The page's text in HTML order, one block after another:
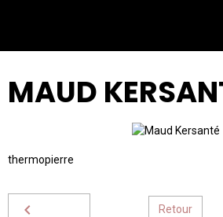
MAUD
thermopierre
Retour